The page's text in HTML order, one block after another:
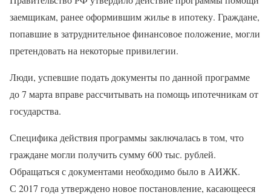
заемщикам, ранее оформившим жилье в ипотеку. Граждане,
попавшие в затруднительное финансовое положение, могли
претендовать на некоторые привилегии.
Люди, успевшие подать документы по данной программе
до 7 марта вправе рассчитывать на помощь ипотечникам от
государства.
Специфика действия программы заключалась в том, что
граждане могли получить сумму 600 тыс. рублей.
Обращаться с документами необходимо было в АИЖК.
С 2017 года утверждено новое постановление, касающееся